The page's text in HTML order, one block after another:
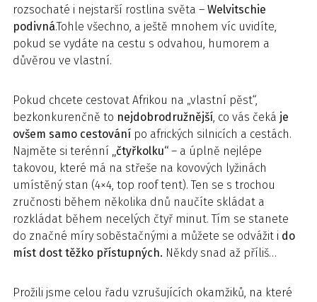
rozsochaté i nejstarší rostlina světa – Welvitschie
podivná.Tohle všechno, a ještě mnohem víc uvidíte,
pokud se vydáte na cestu s odvahou, humorem a
důvěrou ve vlastní.
Pokud chcete cestovat Afrikou na „vlastní pěst“,
bezkonkurenčně to nejdobrodružnější, co vás čeká je
ovšem samo cestování po afrických silnicích a cestách.
Najměte si terénní „čtyřkolku“ – a úplně nejlépe
takovou, které má na střeše na kovových lyžinách
umístěný stan (4×4, top roof tent). Ten se s trochou
zručnosti během několika dnů naučíte skládat a
rozkládat během necelých čtyř minut. Tím se stanete
do značné míry soběstačnými a můžete se odvážit i do
míst dost těžko přístupných. Někdy snad až příliš…
Prožili jsme celou řadu vzrušujících okamžiků, na které